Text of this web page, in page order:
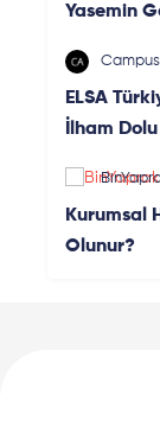
Yasemin
ELSA
İlham
Kurumsal
Olunur?